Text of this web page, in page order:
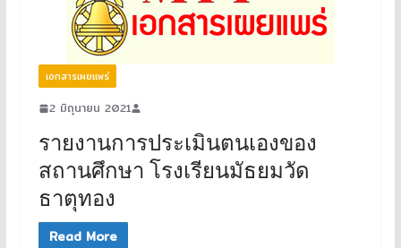
เอกสารเผยแพร่
2 มิถุนายน 2021
รายงานการประเมินตนเองของ
สถานศึกษา โรงเรียนมัธยมวัด
ธาตุทอง
Read More